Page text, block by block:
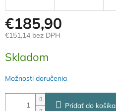
€185,90
€151,14 bez DPH
cena:
Skladom
Možnosti doručenia
Pridať do košíka